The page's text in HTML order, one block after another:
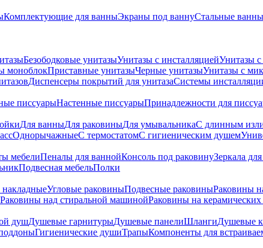
Комплектующие для ванныЭкраны под ваннуСтальные ванны
Безободковые унитазыУнитазы с инсталляциейУнитазы
моноблокПриставные унитазыЧерные унитазыУнитазы с
Диспенсеры покрытий для унитазаСистемы
писсуарыНастенные писсуарыПринадлежности для
Для ванныДля раковиныДля умывальникаС длинным
ОднорычажныеС термостатомС гигиеническим душем
мебелиПеналы для ваннойКонсоль под раковинуЗеркала
Подвесная мебельПолки
Угловые раковиныПодвесные раковиныРаковины
Раковины над стиральной машинойРаковины на керамических
душДушевые гарнитурыДушевые панелиШлангиДушевые
Гигиенические душиТрапыКомпоненты для